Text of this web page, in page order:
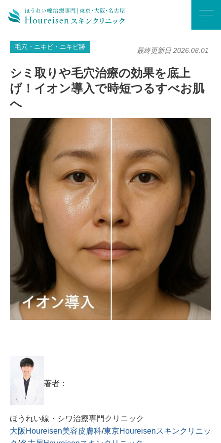
シミ取りや毛穴治療の効果を底上げ！イオン導入で時短つるすべお肌へ
毛穴・ニキビ・ニキビ跡 最終更新日 2026.08.01
シミ取りや毛穴治療の効果を底上
げ！イオン導入で時短つるすべお肌
へ
著者：
ほうれい線・シワ治療専門クリニック
大阪Houreisen美容皮膚科/東京Houreisenスキンクリニッ